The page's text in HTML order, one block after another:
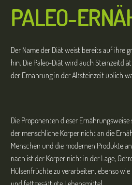
PALEO-
Der Name der Diät weist bereits auf ihre
hin. Die Paleo-Diät wird auch
der Ernährung in der Altsteinzeit üblich
Die Proponenten dieser
der menschliche Körper nicht an die
Menschen und die modernen Produkte
nach ist der Körper nicht in der Lage,
Hülsenfrüchte zu verarbeiten, ebenso wie